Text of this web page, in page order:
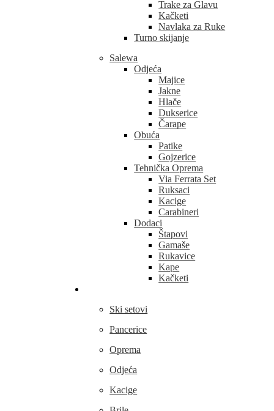
Trake za Glavu
Kačketi
Navlaka za Ruke
Turno skijanje
Salewa
Odjeća
Majice
Jakne
Hlače
Dukserice
Čarape
Obuća
Patike
Gojzerice
Tehnička Oprema
Via Ferrata Set
Ruksaci
Kacige
Carabineri
Dodaci
Štapovi
Gamaše
Rukavice
Kape
Kačketi
Ski setovi
Pancerice
Oprema
Odjeća
Kacige